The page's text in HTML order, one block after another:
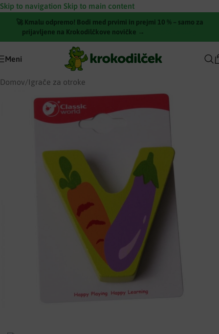
Skip to navigation Skip to main content
🚀 Kmalu odpremo! Bodi med prvimi in prejmi 10 % – samo za
prijavljene na Krokodilčkove novičke →
Meni
Domov/Igrače za otroke